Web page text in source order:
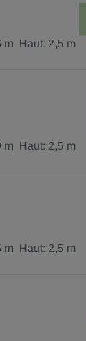
m Haut: 2,5 m
m Haut: 2,5 m
m Haut: 2,5 m